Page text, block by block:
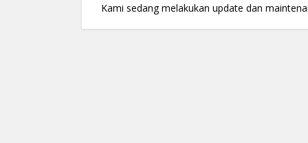
Kami sedang melakukan update dan